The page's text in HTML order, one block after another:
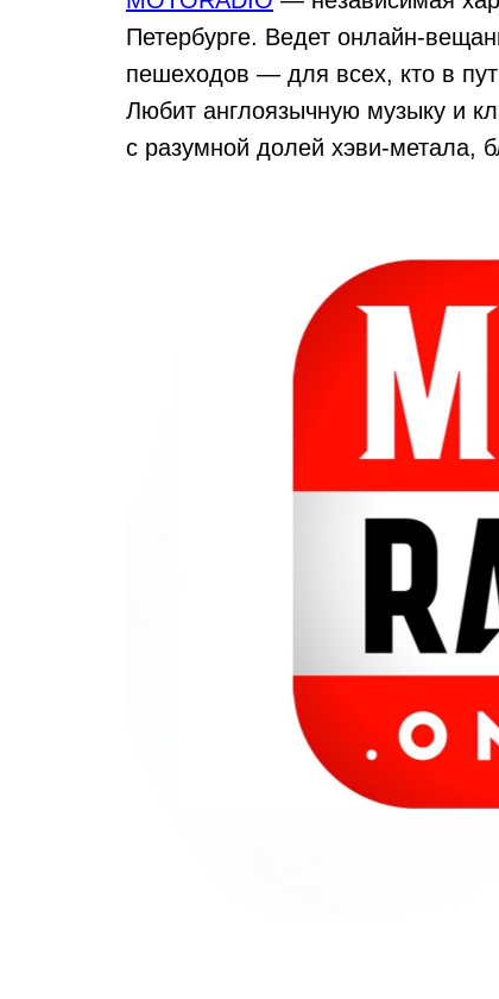
Петербурге. Ведет онлайн-
пешеходов — для всех, кто в
Любит англоязычную музыку и
с разумной долей хэви-метала,